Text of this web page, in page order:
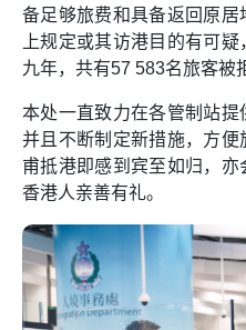
备足够旅费和具备返回原
上规定或其访港目的有可
九年，共有57 583名旅客被
本处一直致力在各管制站提
并且不断制定新措施，方
甫抵港即感到宾至如归，
香港人亲善有礼。